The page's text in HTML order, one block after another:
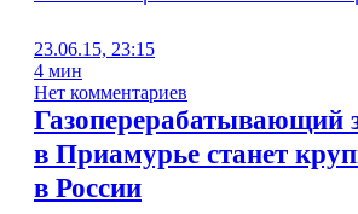
23.06.15, 23:15
4 мин
Нет комментариев
Газоперерабатывающий
в Приамурье станет
в России